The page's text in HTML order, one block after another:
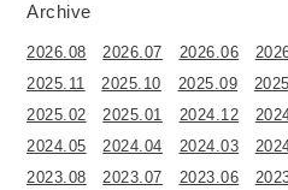
Archive
2026.08 2026.07 2026.06
2025.11
2025.10 2025.09
2025.02
2025.01 2024.12
2024.05
2024.04 2024.03
2023.08
2023.07 2023.06